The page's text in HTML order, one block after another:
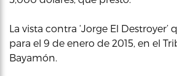
La vista contra ‘Jorge El
para el 9 de enero de 2015, en el
Bayamón.